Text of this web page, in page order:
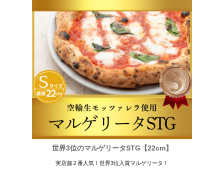
世界3位のマルゲリータSTG【22cm】
実店舗２番人気！世界3位入賞マルゲリータ！